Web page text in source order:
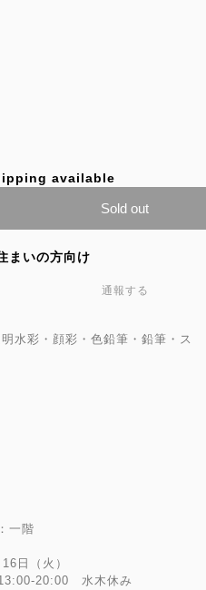
available
Sold out
まいの方向け
通報する
水彩・顔彩・色鉛筆・鉛筆・ス
一階
日（火）
20:00 水木休み